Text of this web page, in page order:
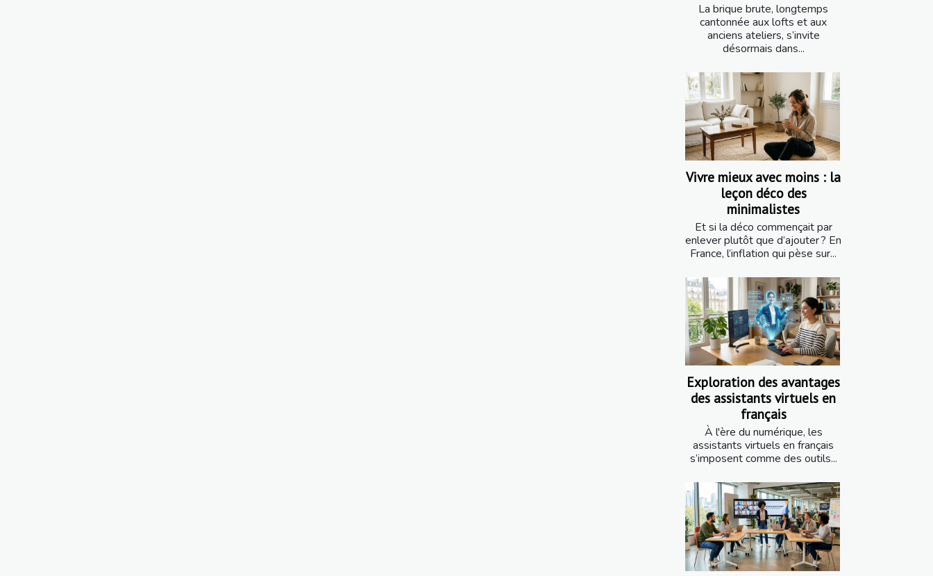
La brique brute, longtemps
cantonnée aux lofts et aux
anciens ateliers, s’invite
désormais dans...
Vivre mieux avec moins : la
leçon déco des
minimalistes
Et si la déco commençait par
enlever plutôt que d’ajouter ? En
France, l’inflation qui pèse sur...
Exploration des avantages
des assistants virtuels en
français
À l'ère du numérique, les
assistants virtuels en français
s’imposent comme des outils...